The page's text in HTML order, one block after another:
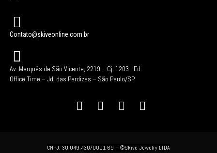
Contato@skiveonline.com.br
Av. Marquês de São Vicente, 2219 – Cj. 1203 - Ed.
Office Time – Jd. das Perdizes – São Paulo/SP
CNPJ: 30.049.430/0001-69 – ©Skive Jewelry LTDA